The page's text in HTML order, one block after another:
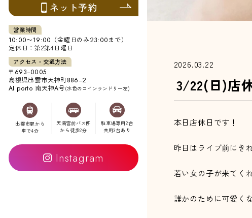
ネット予約
営業時間
10:00〜19:00 （金曜日のみ23:00まで）
定休日：第2第4日曜日
アクセス・交通方法
〒693−0005
島根県出雲市天神町886−2
AI porto 南天神A号(水色のコインランドリー左)
出雲市駅から
車で4分
天満宮前バス停
から徒歩2分
駐車場専用2台
共用3台あり
Instagram
2026.03.22
3/22(日)店
本日店休日です！
昨日はライブ前にき
若い女の子が来てく
誰かのために可愛く